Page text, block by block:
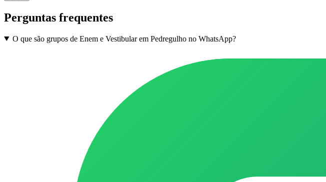
Perguntas frequentes
O que são grupos de Enem e Vestibular em Pedregulho no WhatsApp?